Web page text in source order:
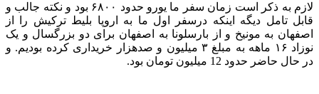
لازم به ذکر است زمان سفر ما یورو حدود ۶۸۰۰ بود و نکته جالب و
قابل تامل دیگه اینکه درسفر اول ما به اروپا بلیط ترکیش را از
اصفهان به مونیخ و از بارسلونا به اصفهان برای دو بزرگسال و یک
نوزاد ۱۶ ماهه به مبلغ ۳ میلیون و صدهزار خریداری کرده بودیم. و
در حال حاضر حدود 12 میلیون تومان بود.